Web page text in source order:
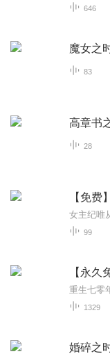
646
魔女之
83
高章书
28
【免费
99
【永久
重生七零
1329